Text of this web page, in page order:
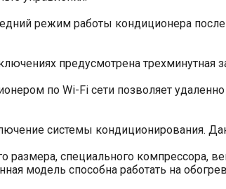
режим работы кондиционера
предусмотрена трехминутная
по Wi-Fi сети позволяет
системы кондиционирования.
размера, специального
модель способна работать на